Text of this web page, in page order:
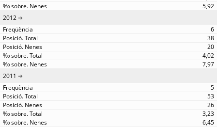
5,92
2012
6
38
20
4,02
7,97
2011
5
53
26
3,23
6,45